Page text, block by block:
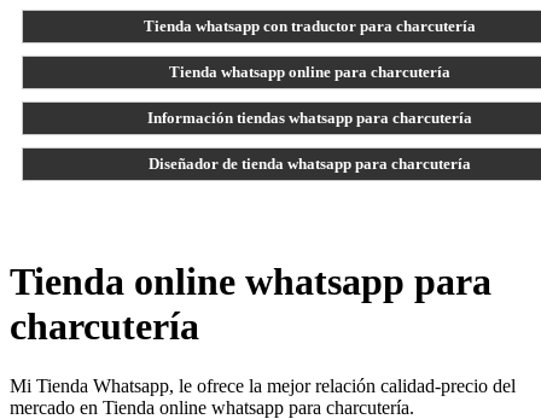
Tienda whatsapp con traductor para charcutería
Tienda whatsapp online para charcutería
Información tiendas whatsapp para charcutería
Diseñador de tienda whatsapp para charcutería
Tienda online whatsapp para
charcutería
Mi Tienda Whatsapp, le ofrece la mejor relación calidad-precio del
mercado en Tienda online whatsapp para charcutería.